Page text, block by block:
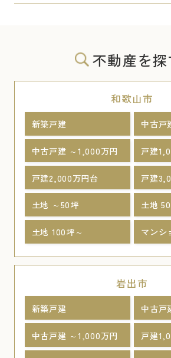
不動産を探
和歌山市
新築戸建 中古戸
中古戸建 ～1,000万円 戸建
戸建2,000万円台 戸建
土地 ～50坪 土地
土地 100坪～ マンシ
岩出市
新築戸建 中古戸
中古戸建 ～1,000万円 戸建